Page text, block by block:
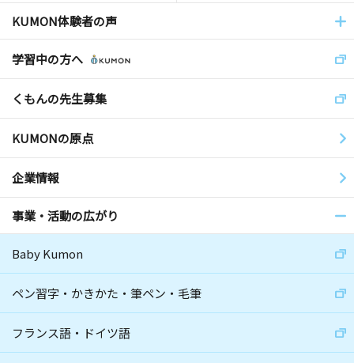
KUMON体験者の声
学習中の方へ
くもんの先生募集
KUMONの原点
企業情報
事業・活動の広がり
Baby Kumon
ペン習字・かきかた・筆ペン・毛筆
フランス語・ドイツ語